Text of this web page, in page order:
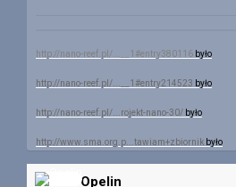
http://nano-reef.pl/...__1#entry380116 było
http://nano-reef.pl/...__1#entry214523 było
http://nano-reef.pl/...rojekt-nano-30/ było
http://www.sma.org.p...tawiam+zbiornik było
Opelin